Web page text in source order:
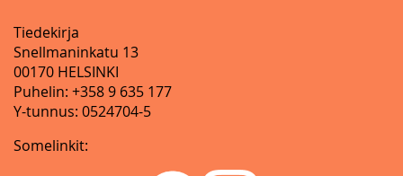
Tiedekirja
Snellmaninkatu 13
00170 HELSINKI
Puhelin: +358 9 635 177
Y-tunnus: 0524704-5
Somelinkit: